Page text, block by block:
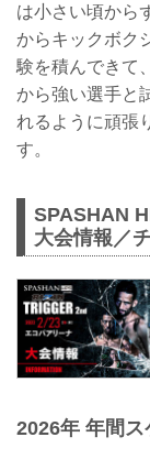
は小さい頃から
からキックボク
験を積んできて
から強い選手と
れるように頑張
す。
SPASHAN
大会情報／
2026年 年間